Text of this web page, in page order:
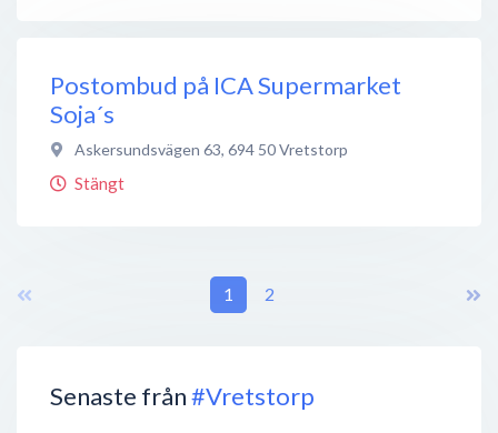
Senaste från#Vretstorp
Postombud på ICA Supermarket
Soja´s
Askersundsvägen 63, 694 50Vretstorp
Stängt
1 2